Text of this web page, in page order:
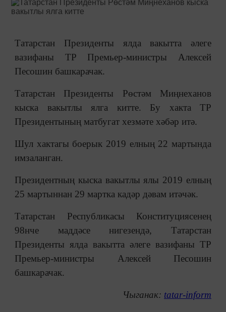
Татарстан Президенты ялда вакытта әлеге
вазифаны ТР Премьер-министры Алексей
Песошин башкарачак.
Татарстан Президенты Рөстәм Миңнеханов
кыска вакытлы ялга китте. Бу хакта ТР
Президентының матбугат хезмәте хәбәр итә.
Шул хактагы боерык 2019 елның 22 мартында
имзаланган.
Президентның кыска вакытлы ялы 2019 елның
25 мартыннан 29 мартка кадәр дәвам итәчәк.
Татарстан Республикасы Конституциясенең
98нче маддәсе нигезендә, Татарстан
Президенты ялда вакытта әлеге вазифаны ТР
Премьер-министры Алексей Песошин
башкарачак.
Чыганак: tatar-inform